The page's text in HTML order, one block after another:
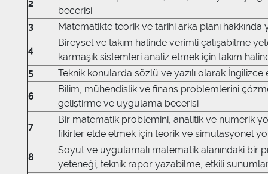
KÜTÜPHANE
PORTALI
ULAŞIM
2
becerisi
3
Matematikte teorik ve tarihi arka planı hakkında
4
Bireysel ve takım halinde verimli çalışabilme
karmaşık sistemleri analiz etmek için takım
5
Teknik konularda sözlü ve yazılı olarak
6
Bilim, mühendislik ve finans problemlerini
geliştirme ve uygulama becerisi
7
Bir matematik problemini, analitik ve nümerik
fikirler elde etmek için teorik ve simülasyonel
8
Soyut ve uygulamalı matematik alanındaki
yeteneği, teknik rapor yazabilme, etkili